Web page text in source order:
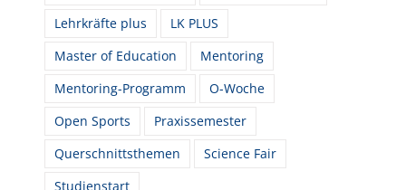
Lehrkräfte plus
LK PLUS
Master of Education
Mentoring
Mentoring-Programm
O-Woche
Open Sports
Praxissemester
Querschnittsthemen
Science Fair
Studienstart